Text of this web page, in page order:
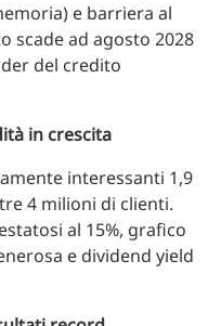
e barriera al
scade ad agosto 2028
del credito
in crescita
interessanti 1,9
4 milioni di clienti.
al 15%, grafico
e dividend yield